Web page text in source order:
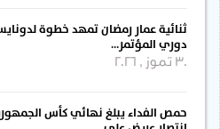
ثنائية عمار رمضان تمهد خطوة
دوري المؤتمر…
30 تموز , 2026
حمص الفداء يبلغ نهائي كأس